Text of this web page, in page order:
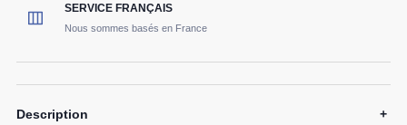
SERVICE FRANÇAIS
Nous sommes basés en France
Description +